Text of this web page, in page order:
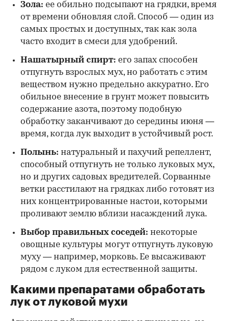
Зола: ее обильно подсыпают на грядки, время
от времени обновляя слой. Способ — один из
самых простых и доступных, так как зола
часто входит в смеси для удобрений.
Нашатырный спирт: его запах способен
отпугнуть взрослых мух, но работать с этим
веществом нужно предельно аккуратно. Его
обильное внесение в грунт может повысить
содержание азота, поэтому подобную
обработку заканчивают до середины июня —
время, когда лук выходит в устойчивый рост.
Полынь: натуральный и пахучий репеллент,
способный отпугнуть не только луковых мух,
но и других садовых вредителей. Сорванные
ветки расстилают на грядках либо готовят из
них концентрированные настои, которыми
проливают землю вблизи насаждений лука.
Выбор правильных соседей: некоторые
овощные культуры могут отпугнуть луковую
муху — например, морковь. Ее высаживают
рядом с луком для естественной защиты.
Какими препаратами обработать
лук от луковой мухи